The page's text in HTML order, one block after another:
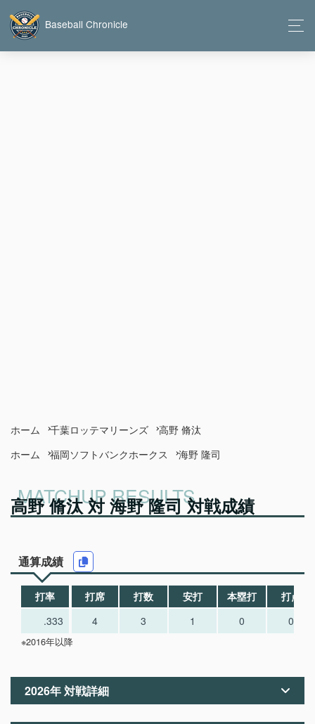
Baseball Chronicle
ホーム 千葉ロッテマリーンズ
高野 脩汰
ホーム
福岡ソフトバンクホークス 海野 隆司
高野 脩汰 対 海野 隆司 対戦成績
通算成績
打率 打席 打数 安打 本塁打
打点
.333
4 3 1 0 0
※2016年以降
2026年 対戦詳細